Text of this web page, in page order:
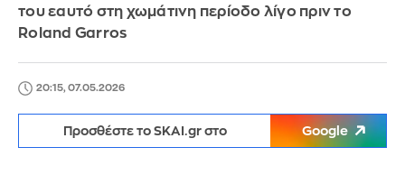
του εαυτό στη χωμάτινη περίοδο λίγο πριν το
Roland Garros
20:15, 07.05.2026
Προσθέστε το SKAI.gr στο Google